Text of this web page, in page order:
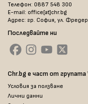
Телефон: 0887 548 300
E-mail: office[at]chr.bg
Адрес: гр. София, ул.
Последвайте ни
Chr.bg е част от групата
Условия за ползване
Лични данни